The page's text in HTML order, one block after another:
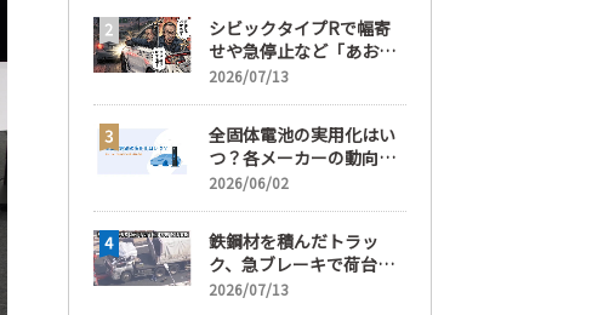
売において極めて重要な
訳
シビックタイプRで幅寄
せや急停止など「あおり
運転」の疑い
2026/07/13
全固体電池の実用化はい
つ？各メーカーの動向と
EVの買い時を解説
2026/06/02
鉄鋼材を積んだトラッ
ク、急ブレーキで荷台が
崩れ、運転手が鉄鋼材に
2026/07/13